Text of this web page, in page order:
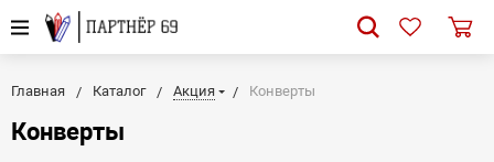
Главная Каталог Акция Конверты
Конверты